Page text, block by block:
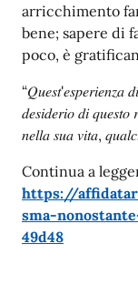
arricchimento
bene; sapere di
poco, è
“𝑄𝑢𝑒𝑠𝑡'𝑒𝑠𝑝𝑒𝑟𝑖𝑒𝑛𝑧𝑎
𝑑𝑒𝑠𝑖𝑑𝑒𝑟𝑖𝑜 𝑑𝑖
𝑛𝑒𝑙𝑙𝑎 𝑠𝑢𝑎 𝑣𝑖𝑡𝑎,
Continua a
https://
sma-
49d48